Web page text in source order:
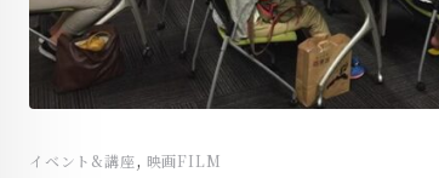
イベント&講座, 映画FILM